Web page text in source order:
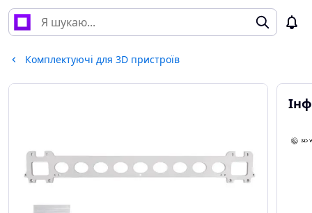
Комплектуючі для 3D пристроїв